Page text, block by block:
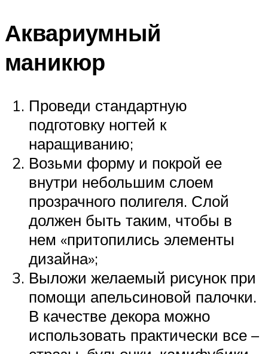
Аквариумный
маникюр
Проведи стандартную
подготовку ногтей к
наращиванию;
Возьми форму и покрой ее
внутри небольшим слоем
прозрачного полигеля. Слой
должен быть таким, чтобы в
нем «притопились элементы
дизайна»;
Выложи желаемый рисунок при
помощи апельсиновой палочки.
В качестве декора можно
использовать практически все –